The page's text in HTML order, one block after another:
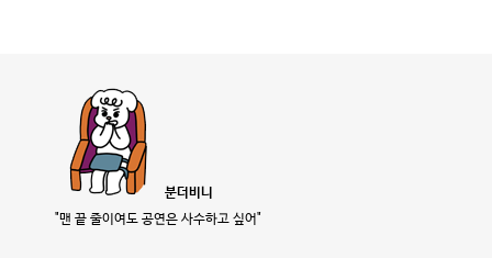
분더비니
"맨 끝 줄이여도 공연은 사수하고 싶어"